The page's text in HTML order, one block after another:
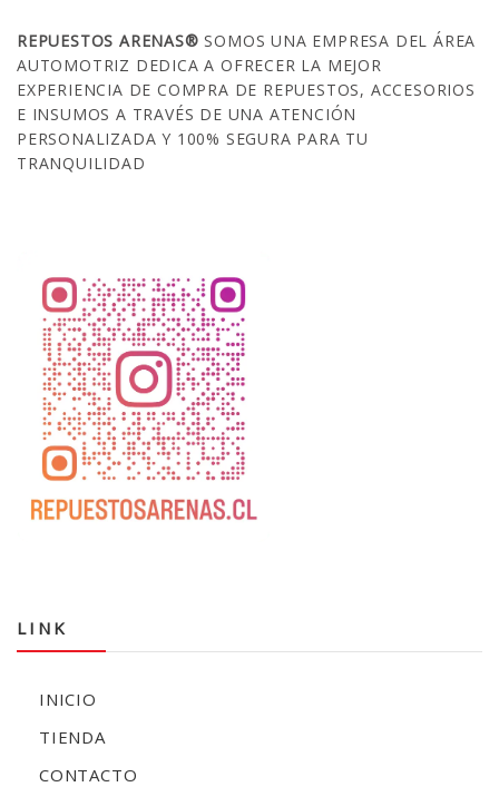
REPUESTOS ARENAS®SOMOS UNA EMPRESA DEL ÁREA
AUTOMOTRIZ DEDICA A OFRECER LA MEJOR
EXPERIENCIA DE COMPRA DE REPUESTOS, ACCESORIOS
E INSUMOS A TRAVÉS DE UNA ATENCIÓN
PERSONALIZADA Y 100% SEGURA PARA TU
TRANQUILIDAD
LINK
INICIO
TIENDA
CONTACTO